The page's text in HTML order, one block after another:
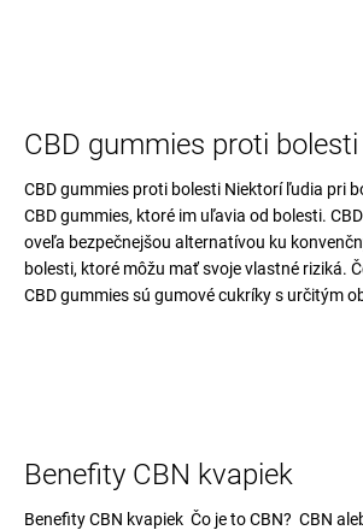
CBD gummies proti bolesti
CBD gummies proti bolesti Niektorí ľudia pri
CBD gummies, ktoré im uľavia od bolesti.
oveľa bezpečnejšou alternatívou ku
bolesti, ktoré môžu mať svoje vlastné riziká.
CBD gummies sú gumové cukríky s určitým
Benefity CBN kvapiek
Benefity CBN kvapiek Čo je to CBN? CBN
ú
č
a
m
e
€17,74
Pôvodne:
€17,83